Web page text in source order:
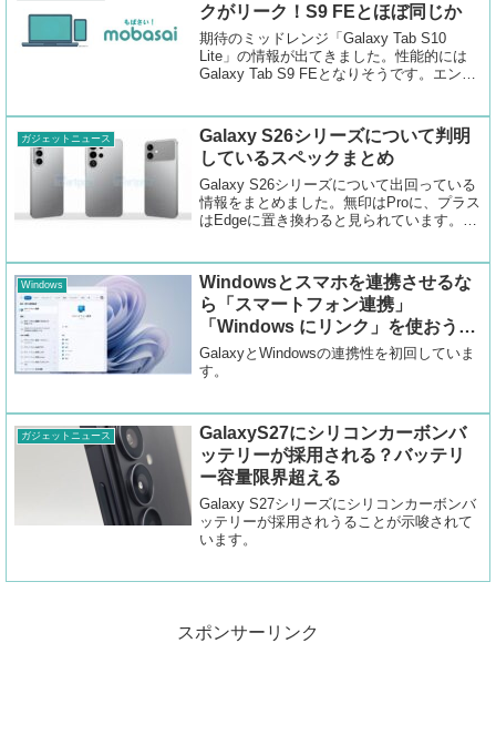
クがリーク！S9 FEとほぼ同じか
期待のミッドレンジ「Galaxy Tab S10
Lite」の情報が出てきました。性能的には
Galaxy Tab S9 FEとなりそうです。エント
ガジェットニュース
Galaxy S26シリーズについて判明
しているスペックまとめ
Galaxy S26シリーズについて出回っている
情報をまとめました。無印はProに、プラス
はEdgeに置き換わると見られています。チ
Windows
Windowsとスマホを連携させるな
ら「スマートフォン連携」
「Windows にリンク」を使おう！
通知やクリップボードの同期がで
きる
GalaxyとWindowsの連携性を初回していま
す。
ガジェットニュース
GalaxyS27にシリコンカーボンバ
ッテリーが採用される？バッテリ
ー容量限界超える
Galaxy S27シリーズにシリコンカーボンバ
ッテリーが採用されうることが示唆されて
います。
スポンサーリンク